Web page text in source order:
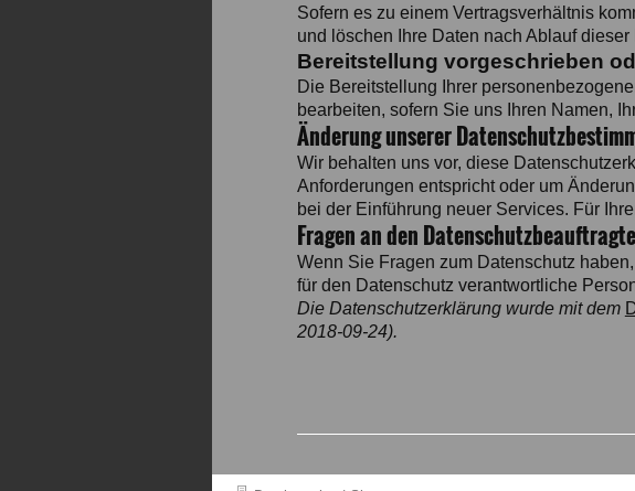
Sofern es zu einem Vertragsverhältnis
und löschen Ihre Daten nach Ablauf dieser
Bereitstellung vorgeschrieben
Die Bereitstellung Ihrer
bearbeiten, sofern Sie uns Ihren Namen,
Änderung unserer
Wir behalten uns vor, diese
Anforderungen entspricht oder um
bei der Einführung neuer Services. Für
Fragen an den
Wenn Sie Fragen zum Datenschutz
für den Datenschutz verantwortliche
Die Datenschutzerklärung wurde mit dem
2018-09-24).